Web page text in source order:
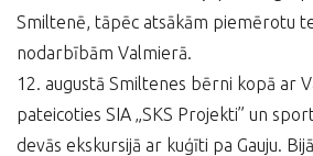
Smiltenē, tāpēc atsākām piemērotu
nodarbībām Valmierā.
12. augustā Smiltenes bērni kopā ar
pateicoties SIA „SKS Projekti” un
devās ekskursijā ar kuģīti pa Gauju.